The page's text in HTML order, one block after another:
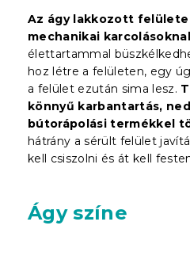
Az ágy lakkozott
mechanikai
élettartammal
hoz létre a felületen, egy
a felület ezután sima lesz.
könnyű karbantartás,
bútorápolási termékkel
hátrány a sérült felület
kell csiszolni és át kell
Ágy színe